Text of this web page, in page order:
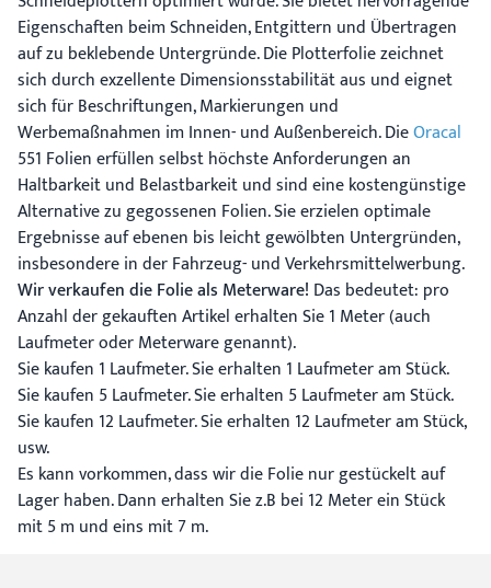
Eigenschaften beim Schneiden, Entgittern und Übertragen
auf zu beklebende Untergründe. Die Plotterfolie zeichnet
sich durch exzellente Dimensionsstabilität aus und eignet
sich für Beschriftungen, Markierungen und
Werbemaßnahmen im Innen- und Außenbereich. DieOracal
551 Folien erfüllen selbst höchste Anforderungen an
Haltbarkeit und Belastbarkeit und sind eine kostengünstige
Alternative zu gegossenen Folien. Sie erzielen optimale
Ergebnisse auf ebenen bis leicht gewölbten Untergründen,
insbesondere in der Fahrzeug- und Verkehrsmittelwerbung.
Wir verkaufen die Folie als Meterware! Das bedeutet: pro
Anzahl der gekauften Artikel erhalten Sie 1 Meter (auch
Laufmeter oder Meterware genannt).
Sie kaufen 1 Laufmeter. Sie erhalten 1 Laufmeter am Stück.
Sie kaufen 5 Laufmeter. Sie erhalten 5 Laufmeter am Stück.
Sie kaufen 12 Laufmeter. Sie erhalten 12 Laufmeter am Stück,
usw.
Es kann vorkommen, dass wir die Folie nur gestückelt auf
Lager haben. Dann erhalten Sie z.B bei 12 Meter ein Stück
mit 5 m und eins mit 7 m.